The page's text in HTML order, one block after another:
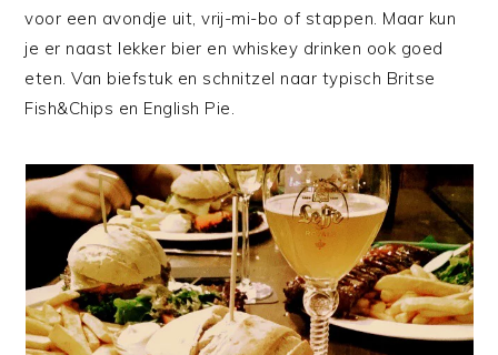
voor een avondje uit, vrij-mi-bo of stappen. Maar kun
je er naast lekker bier en whiskey drinken ook goed
eten. Van biefstuk en schnitzel naar typisch Britse
Fish&Chips en English Pie.